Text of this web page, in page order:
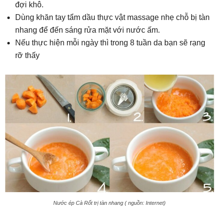
đợi khô.
Dùng khăn tay tẩm dầu thực vật massage nhẹ chỗ bị tàn
nhang để đến sáng rửa mặt với nước ấm.
Nếu thực hiện mỗi ngày thì trong 8 tuần da bạn sẽ rạng
rỡ thấy
Nước ép Cà Rốt trị tàn nhang ( nguồn: Internet)